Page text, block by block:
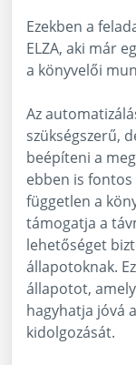
Ezekben a
ELZA, aki már
a könyvelői
Az
szükségszerű,
beépíteni a
ebben is fontos
független a
támogatja a
lehetőséget
állapotoknak.
állapotot,
hagyhatja jóvá
kidolgozását.